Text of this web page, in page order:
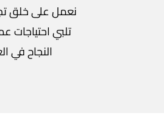
نعمل على خلق
تلبي احتياجات
النجاح في